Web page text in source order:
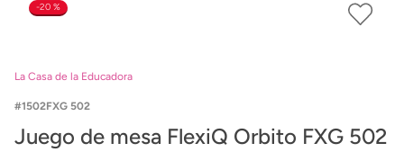
20 %
La Casa de la Educadora
1502FXG 502
Juego de mesa FlexiQ Orbito FXG 502